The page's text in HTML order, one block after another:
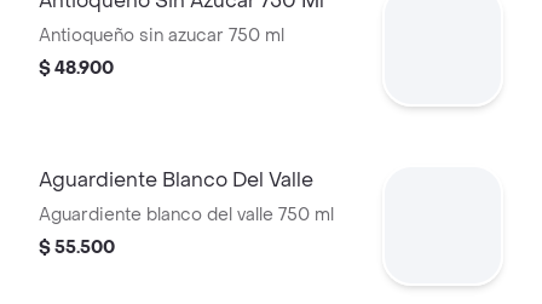
Antioqueño sin azucar 750 ml
$ 48.900
Aguardiente Blanco Del Valle
Aguardiente blanco del valle 750 ml
$ 55.500